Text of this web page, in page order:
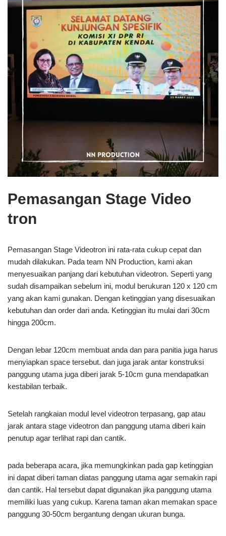
Pemasangan Stage Video
tron
Pemasangan Stage Videotron ini rata-rata cukup cepat dan
mudah dilakukan. Pada team NN Production, kami akan
menyesuaikan panjang dari kebutuhan videotron. Seperti yang
sudah disampaikan sebelum ini, modul berukuran 120 x 120 cm
yang akan kami gunakan. Dengan ketinggian yang disesuaikan
kebutuhan dan order dari anda. Ketinggian itu mulai dari 30cm
hingga 200cm.
Dengan lebar 120cm membuat anda dan para panitia juga harus
menyiapkan space tersebut. dan juga jarak antar konstruksi
panggung utama juga diberi jarak 5-10cm guna mendapatkan
kestabilan terbaik.
Setelah rangkaian modul level videotron terpasang, gap atau
jarak antara stage videotron dan panggung utama diberi kain
penutup agar terlihat rapi dan cantik.
pada beberapa acara, jika memungkinkan pada gap ketinggian
ini dapat diberi taman diatas panggung utama agar semakin rapi
dan cantik. Hal tersebut dapat digunakan jika panggung utama
memiliki luas yang cukup. Karena taman akan memakan space
panggung 30-50cm bergantung dengan ukuran bunga.